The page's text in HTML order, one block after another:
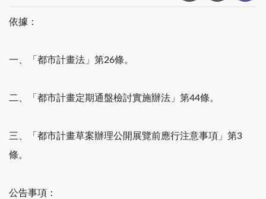
依據：
一、「都市計畫法」第26條。
二、「都市計畫定期通盤檢討實施辦法」第44條。
三、「都市計畫草案辦理公開展覽前應行注意事項」第3
條。
公告事項：